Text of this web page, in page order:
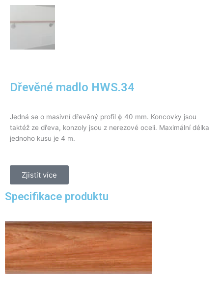
Dřevěné madlo HWS.34
Jedná se o masivní dřevěný profil ɸ 40 mm. Koncovky jsou
taktéž ze dřeva, konzoly jsou z nerezové oceli. Maximální délka
jednoho kusu je 4 m.
Zjistit více
Specifikace produktu